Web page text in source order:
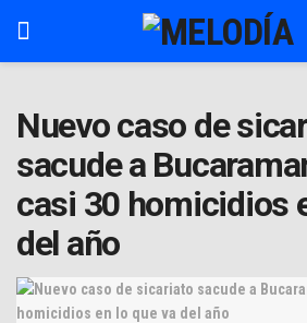
Nuevo caso de
sacude a
casi 30 homicidios
del año